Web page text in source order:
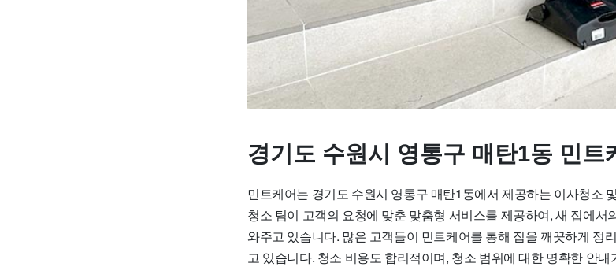
경기도 수원시 영통구 매탄1동 민트
민트케어는 경기도 수원시 영통구 매탄1동에서 제공하는 이사청소
청소 팀이 고객의 요청에 맞춘 맞춤형 서비스를 제공하여, 새 집에서
와주고 있습니다. 많은 고객들이 민트케어를 통해 집을 깨끗하게 정
고 있습니다. 청소 비용도 합리적이며, 청소 범위에 대한 명확한 안